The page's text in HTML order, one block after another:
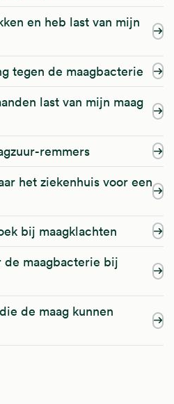
en heb last van mijn
tegen de maagbacterie
last van mijn maag
remmers
het ziekenhuis voor een
bij maagklachten
de maagbacterie bij
de maag kunnen